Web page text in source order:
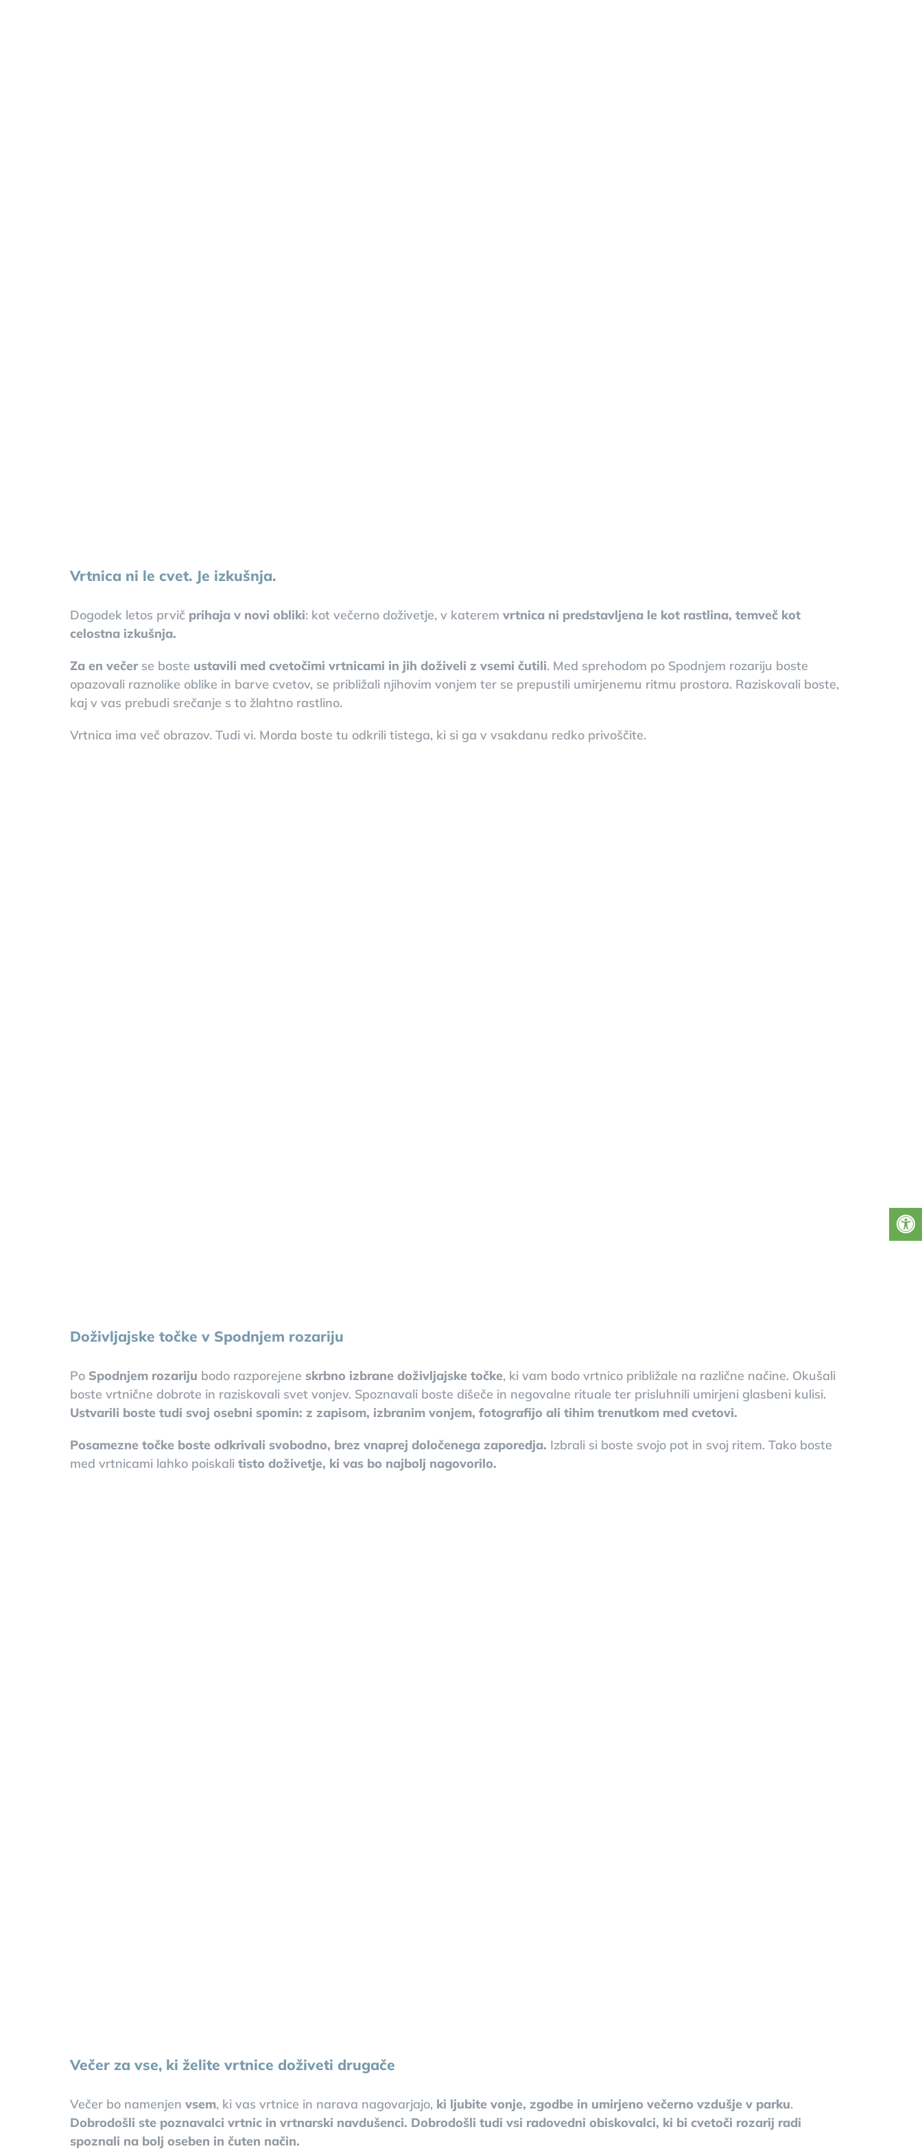
Vrtnica ni le cvet. Je izkušnja.
Dogodek letos prvič prihaja v novi obliki: kot večerno doživetje, v katerem vrtnica ni predstavljena le kot rastlina, temveč kot
celostna izkušnja.
Za en večerse boste ustavili med cvetočimi vrtnicami in jih doživeli z vsemi čutili. Med sprehodom po Spodnjem rozariju boste
opazovali raznolike oblike in barve cvetov, se približali njihovim vonjem ter se prepustili umirjenemu ritmu prostora. Raziskovali boste,
kaj v vas prebudi srečanje s to žlahtno rastlino.
Vrtnica ima več obrazov. Tudi vi. Morda boste tu odkrili tistega, ki si ga v vsakdanu redko privoščite.
Doživljajske točke v Spodnjem rozariju
Po Spodnjem rozariju bodo razporejene skrbno izbrane doživljajske točke, ki vam bodo vrtnico približale na različne načine. Okušali
boste vrtnične dobrote in raziskovali svet vonjev. Spoznavali boste dišeče in negovalne rituale ter prisluhnili umirjeni glasbeni kulisi.
Ustvarili boste tudi svoj osebni spomin: z zapisom, izbranim vonjem, fotografijo ali tihim trenutkom med cvetovi.
Posamezne točke boste odkrivali svobodno, brez vnaprej določenega zaporedja. Izbrali si boste svojo pot in svoj ritem. Tako boste
med vrtnicami lahko poiskalitisto doživetje, ki vas bo najbolj nagovorilo.
Večer za vse, ki želite vrtnice doživeti drugače
Večer bo namenjen vsem, ki vas vrtnice in narava nagovarjajo, ki ljubite vonje, zgodbe in umirjeno večerno vzdušje v parku.
Dobrodošli ste poznavalci vrtnic in vrtnarski navdušenci. Dobrodošli tudi vsi radovedni obiskovalci, ki bi cvetoči rozarij radi
spoznali na bolj oseben in čuten način.